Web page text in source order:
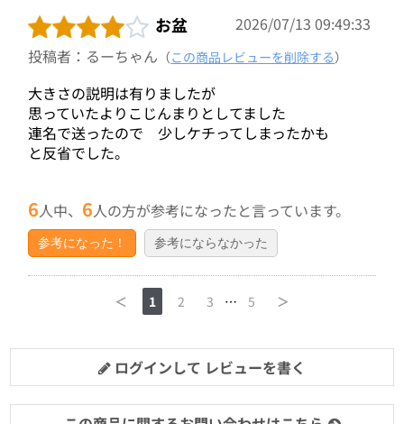
お盆
2026/07/13 09:49:33
投稿者：るーちゃん （この商品レビューを削除する）
大きさの説明は有りましたが
思っていたよりこじんまりとしてました
連名で送ったので 少しケチってしまったかも
と反省でした。
6人中、 6人の方が参考になったと言っています。
参考になった！ 参考にならなかった
＜ 1 2 3 … 5 ＞
ログインして レビューを書く